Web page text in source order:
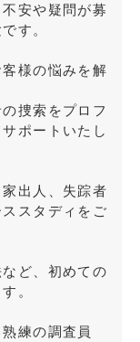
安や疑問が募
す。
様の悩みを解
捜索をプロフ
ポートいたし
出人、失踪者
スタディをご
ど、初めての
。
練の調査員